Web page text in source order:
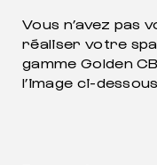
Vous n’avez pas
réaliser votre
gamme Golden
l’image ci-